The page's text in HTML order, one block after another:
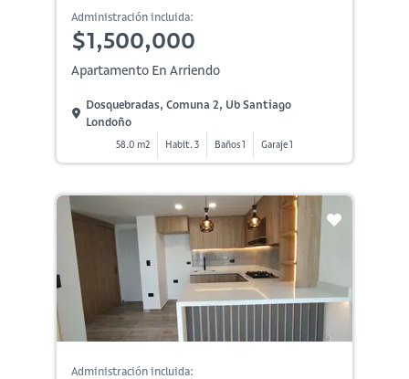
Administración incluida:
$1,500,000
Apartamento En Arriendo
Dosquebradas, Comuna 2, Ub Santiago
Londoño
58.0 m2 Habit. 3 Baños 1 Garaje 1
Administración incluida: